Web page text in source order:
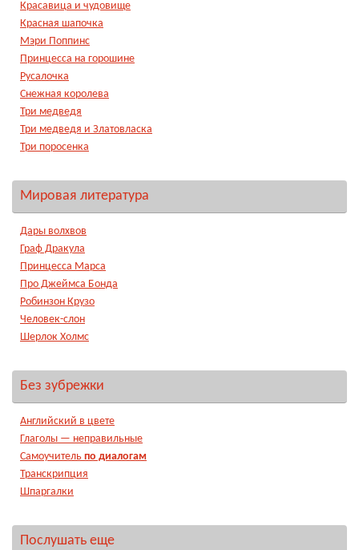
Красавица и чудовище
Красная шапочка
Мэри Поппинс
Принцесса на горошине
Русалочка
Снежная королева
Три медведя
Три медведя и Златовласка
Три поросенка
Мировая литература
Дары волхвов
Граф Дракула
Принцесса Марса
Про Джеймса Бонда
Робинзон Крузо
Человек-слон
Шерлок Холмс
Без зубрежки
Английский в цвете
Глаголы — неправильные
Самоучитель по диалогам
Транскрипция
Шпаргалки
Послушать еще